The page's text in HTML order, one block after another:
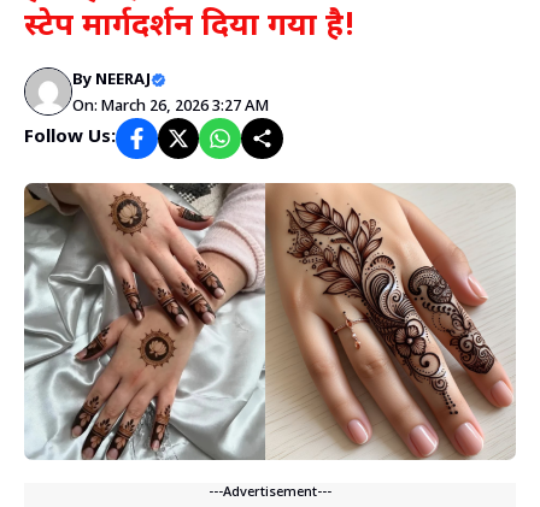
स्टेप मार्गदर्शन दिया गया है!
By NEERAJ
On: March 26, 2026 3:27 AM
Follow Us:
---Advertisement---